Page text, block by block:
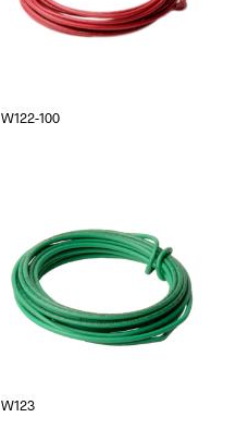
W122-100
W123